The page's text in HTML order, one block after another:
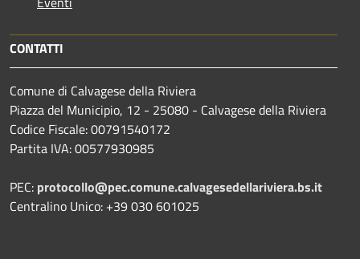
CONTATTI
Comune di Calvagese della Riviera
Piazza del Municipio, 12 - 25080 - Calvagese della Riviera
Codice Fiscale: 00791540172
Partita IVA: 00577930985
PEC: protocollo@pec.comune.calvagesedellariviera.bs.it
Centralino Unico: +39 030 601025